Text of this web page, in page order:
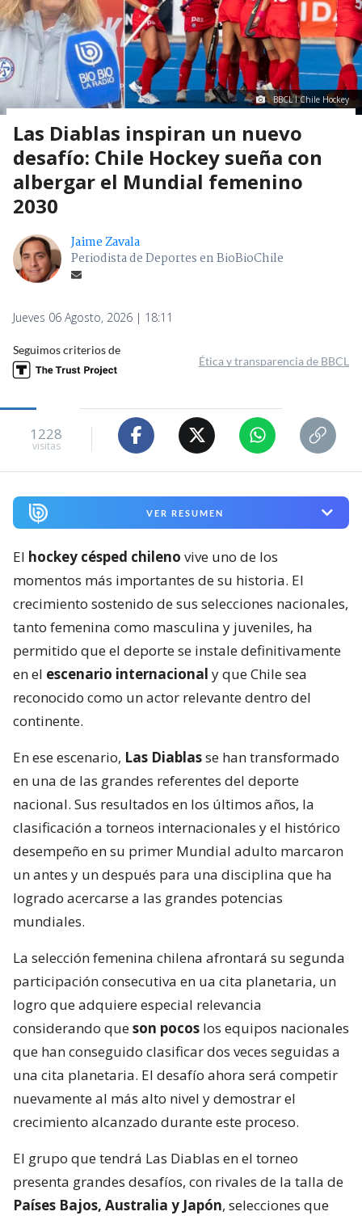
BBCL I Chile Hockey
Las Diablas inspiran un nuevo
desafío: Chile Hockey sueña con
albergar el Mundial femenino
2030
Jaime Zavala
Periodista de Deportes en BioBioChile
Jueves 06 Agosto, 2026 | 18:11
Seguimos criterios de
Ética y transparencia de BBCL
1228
visitas
VER RESUMEN
El hockey césped chileno vive uno de los
momentos más importantes de su historia. El
crecimiento sostenido de sus selecciones nacionales,
tanto femenina como masculina y juveniles, ha
permitido que el deporte se instale definitivamente
en el escenario internacional y que Chile sea
reconocido como un actor relevante dentro del
continente.
En ese escenario, Las Diablasse han transformado
en una de las grandes referentes del deporte
nacional. Sus resultados en los últimos años, la
clasificación a torneos internacionales y el histórico
desempeño en su primer Mundial adulto marcaron
un antes y un después para una disciplina que ha
logrado acercarse a las grandes potencias
mundiales.
La selección femenina chilena afrontará su segunda
participación consecutiva en ua cita planetaria, un
logro que adquiere especial relevancia
considerando queson pocos los equipos nacionales
que han conseguido clasificar dos veces seguidas a
una cita planetaria. El desafío ahora será competir
nuevamente al más alto nivel y demostrar el
crecimiento alcanzado durante este proceso.
El grupo que tendrá Las Diablas en el torneo
presenta grandes desafíos, con rivales de la talla de
Países Bajos, Australia y Japón, selecciones que